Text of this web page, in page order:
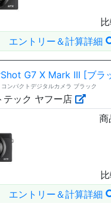
エントリー＆計算詳細
G7 X Mark III [ブラ
ンパクトデジタルカメラ ブラック
テック ヤフー店
商
エントリー＆計算詳細